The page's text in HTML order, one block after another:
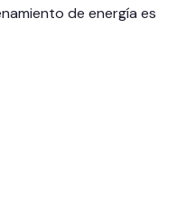
de energía es